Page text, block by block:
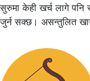
सुरुमा केही खर्च लागे पनि
जुर्न सक्छ। असन्तुलित